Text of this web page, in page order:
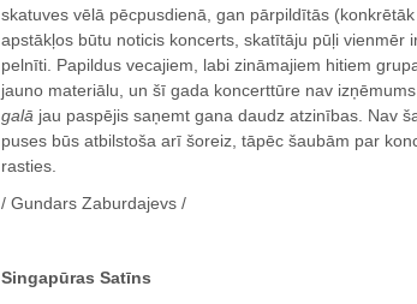
skatuves vēlā pēcpusdienā, gan pārpildītās
apstākļos būtu noticis koncerts, skatītāju pūļi vienmēr
pelnīti. Papildus vecajiem, labi zināmajiem hitiem
jauno materiālu, un šī gada koncerttūre nav
galā jau paspējis saņemt gana daudz atzinības. Nav
puses būs atbilstoša arī šoreiz, tāpēc šaubām par
rasties.
/ Gundars Zaburdajevs /
Singapūras Satīns